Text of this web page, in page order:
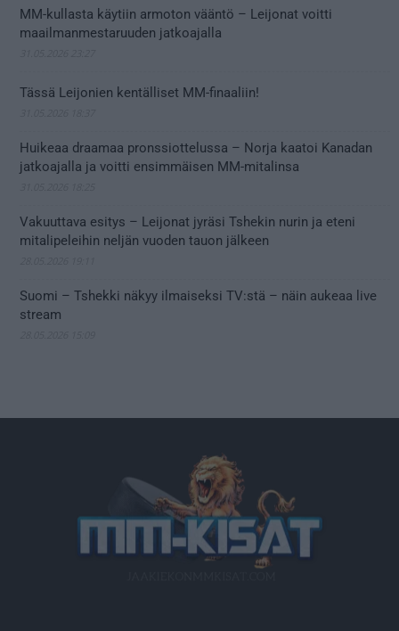
MM-kullasta käytiin armoton vääntö – Leijonat voitti
maailmanmestaruuden jatkoajalla
Tässä Leijonien kentälliset MM-finaaliin!
Huikeaa draamaa pronssiottelussa – Norja kaatoi Kanadan
jatkoajalla ja voitti ensimmäisen MM-mitalinsa
Vakuuttava esitys – Leijonat jyräsi Tshekin nurin ja eteni
mitalipeleihin neljän vuoden tauon jälkeen
Suomi – Tshekki näkyy ilmaiseksi TV:stä – näin aukeaa live
stream